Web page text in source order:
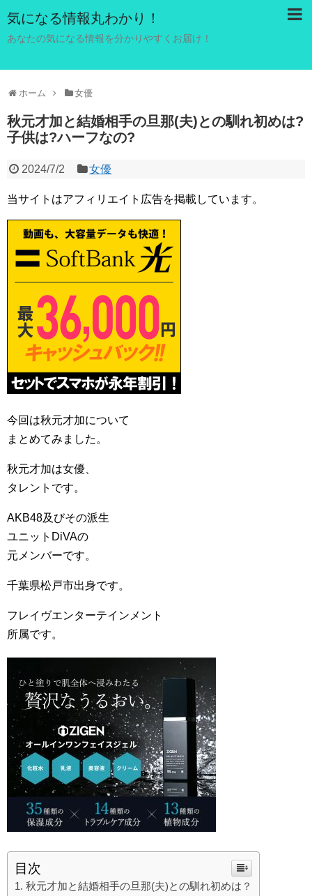
気になる情報丸わかり！
あなたの気になる情報を分かりやすくお届け！
ホーム 女優
秋元才加と結婚相手の旦那(夫)との馴れ初めは?
子供は?ハーフなの?
2024/7/2 女優
当サイトはアフィリエイト広告を掲載しています。
今回は秋元才加について
まとめてみました。
秋元才加は女優、
タレントです。
AKB48及びその派生
ユニットDiVAの
元メンバーです。
千葉県松戸市出身です。
フレイヴエンターテインメント
所属です。
目次
秋元才加と結婚相手の旦那(夫)との馴れ初めは？